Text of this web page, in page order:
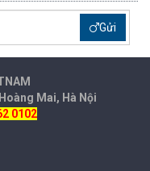
Gửi
Mai, Hà Nội
0102